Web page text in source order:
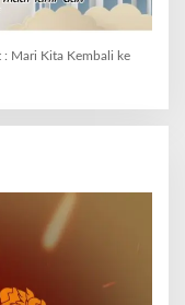
: Mari Kita Kembali ke